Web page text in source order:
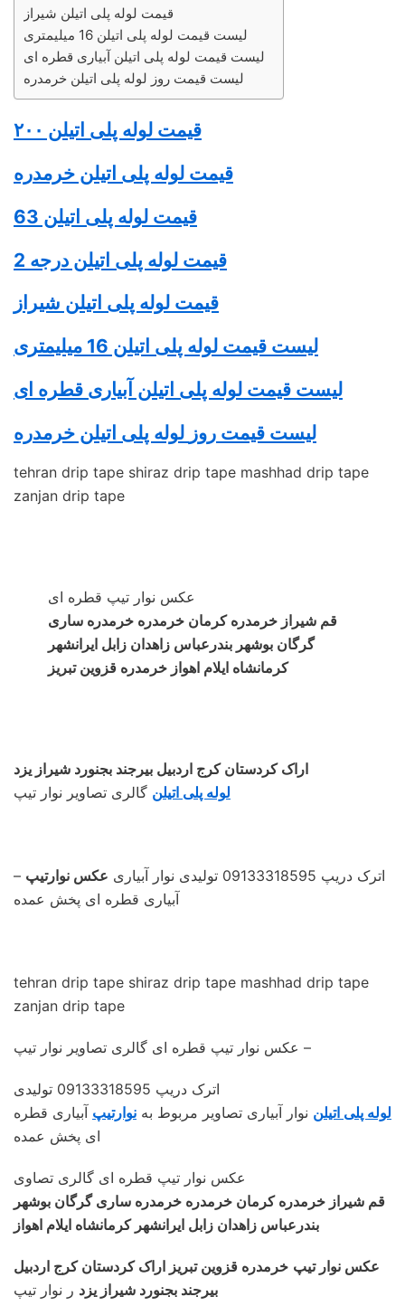
قیمت لوله پلی اتیلن شیراز
لیست قیمت لوله پلی اتیلن 16 میلیمتری
لیست قیمت لوله پلی اتیلن آبیاری قطره ای
لیست قیمت روز لوله پلی اتیلن خرمدره
قیمت لوله پلی اتیلن ۲۰۰
قیمت لوله پلی اتیلن خرمدره
قیمت لوله پلی اتیلن 63
قیمت لوله پلی اتیلن درجه 2
قیمت لوله پلی اتیلن شیراز
لیست قیمت لوله پلی اتیلن 16 میلیمتری
لیست قیمت لوله پلی اتیلن آبیاری قطره ای
لیست قیمت روز لوله پلی اتیلن خرمدره
tehran drip tape shiraz drip tape mashhad drip tape
zanjan drip tape
عکس نوار تیپ قطره ای
قم شیراز خرمدره کرمان خرمدره خرمدره ساری
گرگان بوشهر بندرعباس زاهدان زابل ایرانشهر
کرمانشاه ایلام اهواز خرمدره قزوین تبریز
اراک کردستان کرج اردبیل بیرجند بجنورد شیراز یزد
لوله پلی اتیلن گالری تصاویر نوار تیپ
– اترک دریپ 09133318595 تولیدی نوار آبیاری
عکس نوارتیپ
آبیاری قطره ای پخش عمده
tehran drip tape shiraz drip tape mashhad drip tape
zanjan drip tape
عکس نوار تیپ قطره ای گالری تصاویر نوار تیپ –
اترک دریپ 09133318595 تولیدی
لوله پلی اتیلن نوار آبیاری تصاویر مربوط به نوارتیپ آبیاری قطره
ای پخش عمده
عکس نوار تیپ قطره ای گالری تصاوی
قم شیراز خرمدره کرمان خرمدره خرمدره ساری گرگان بوشهر
بندرعباس زاهدان زابل ایرانشهر کرمانشاه ایلام اهواز
عکس نوار تیپ خرمدره قزوین تبریز اراک کردستان کرج اردبیل
بیرجند بجنورد شیراز یزد ر نوار تیپ